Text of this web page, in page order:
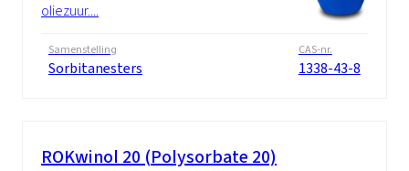
oliezuur....
Samenstelling
Sorbitanesters
CAS-nr.
1338-43-8
ROKwinol 20 (Polysorbate 20)